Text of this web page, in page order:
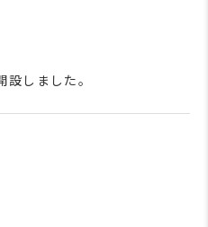
しました。